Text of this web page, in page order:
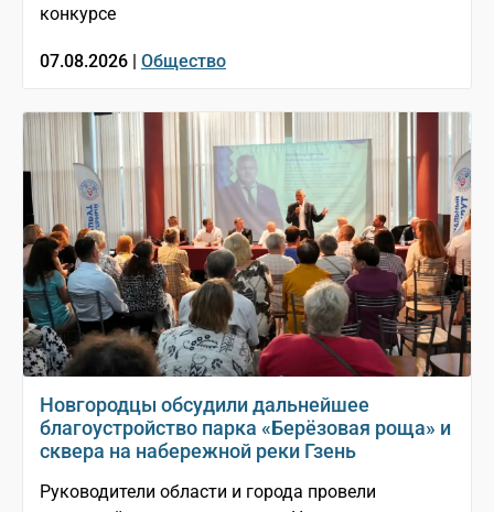
конкурсе
07.08.2026 | Общество
Новгородцы обсудили дальнейшее
благоустройство парка «Берёзовая роща» и
сквера на набережной реки Гзень
Руководители области и города провели